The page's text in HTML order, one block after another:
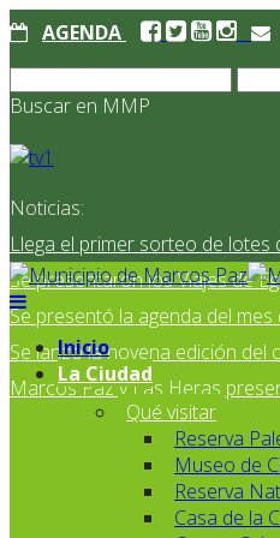
AGENDA
Buscar en MMP
Noticias:
Llega el primer sorteo de
Se presentaron los Viajes de
Se presentó la agenda del
Se lanzó la novena edición del
Marcos Paz y Las Heras
Inicio
La Ciudad
Qué visitar
Reserva
Museo de
Reserva
Casa de la